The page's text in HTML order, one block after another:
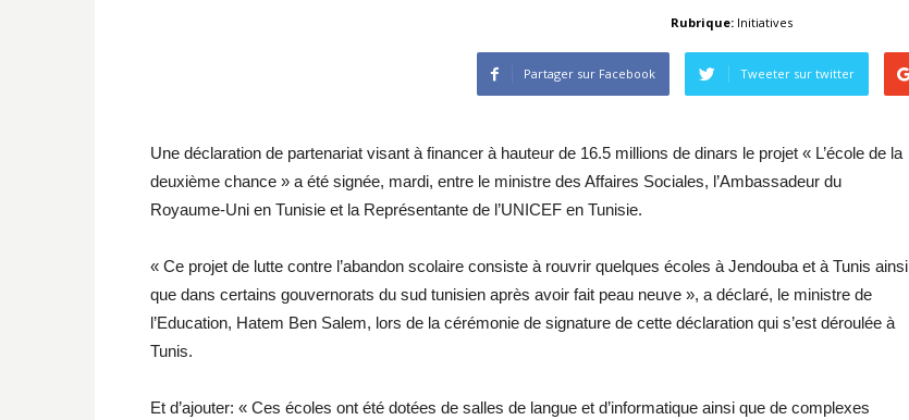
Rubrique: Initiatives
Partager sur Facebook Tweeter sur twitter
Une déclaration de partenariat visant à financer à hauteur de 16.5 millions de dinars le projet « L’école de la
deuxième chance » a été signée, mardi, entre le ministre des Affaires Sociales, l’Ambassadeur du
Royaume-Uni en Tunisie et la Représentante de l’UNICEF en Tunisie.
« Ce projet de lutte contre l’abandon scolaire consiste à rouvrir quelques écoles à Jendouba et à Tunis ainsi
que dans certains gouvernorats du sud tunisien après avoir fait peau neuve », a déclaré, le ministre de
l’Education, Hatem Ben Salem, lors de la cérémonie de signature de cette déclaration qui s’est déroulée à
Tunis.
Et d’ajouter: « Ces écoles ont été dotées de salles de langue et d’informatique ainsi que de complexes